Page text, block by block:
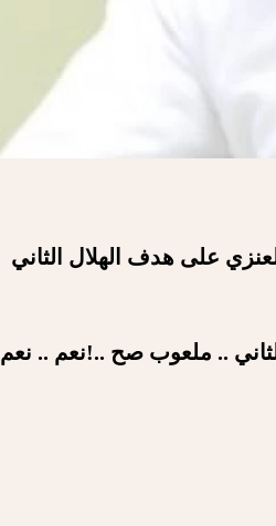
على هدف الهلال الثاني
ملعوب صح ..!نعم .. نعم